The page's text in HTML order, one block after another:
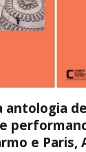
antologia
e Paris,